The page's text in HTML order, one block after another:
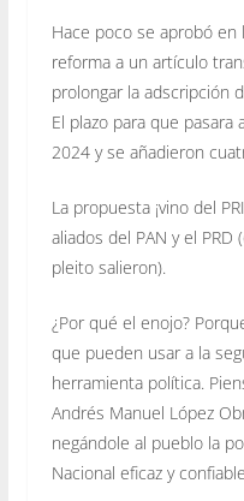
Hace poco se aprobó en
reforma a un artículo
prolongar la adscripción
El plazo para que pasara
2024 y se añadieron
La propuesta ¡vino del
aliados del PAN y el
pleito salieron).
¿Por qué el enojo?
que pueden usar a la
herramienta política.
Andrés Manuel López
negándole al pueblo la
Nacional eficaz y